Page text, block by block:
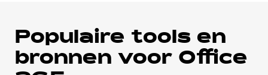
Populaire tools en
bronnen voor Office